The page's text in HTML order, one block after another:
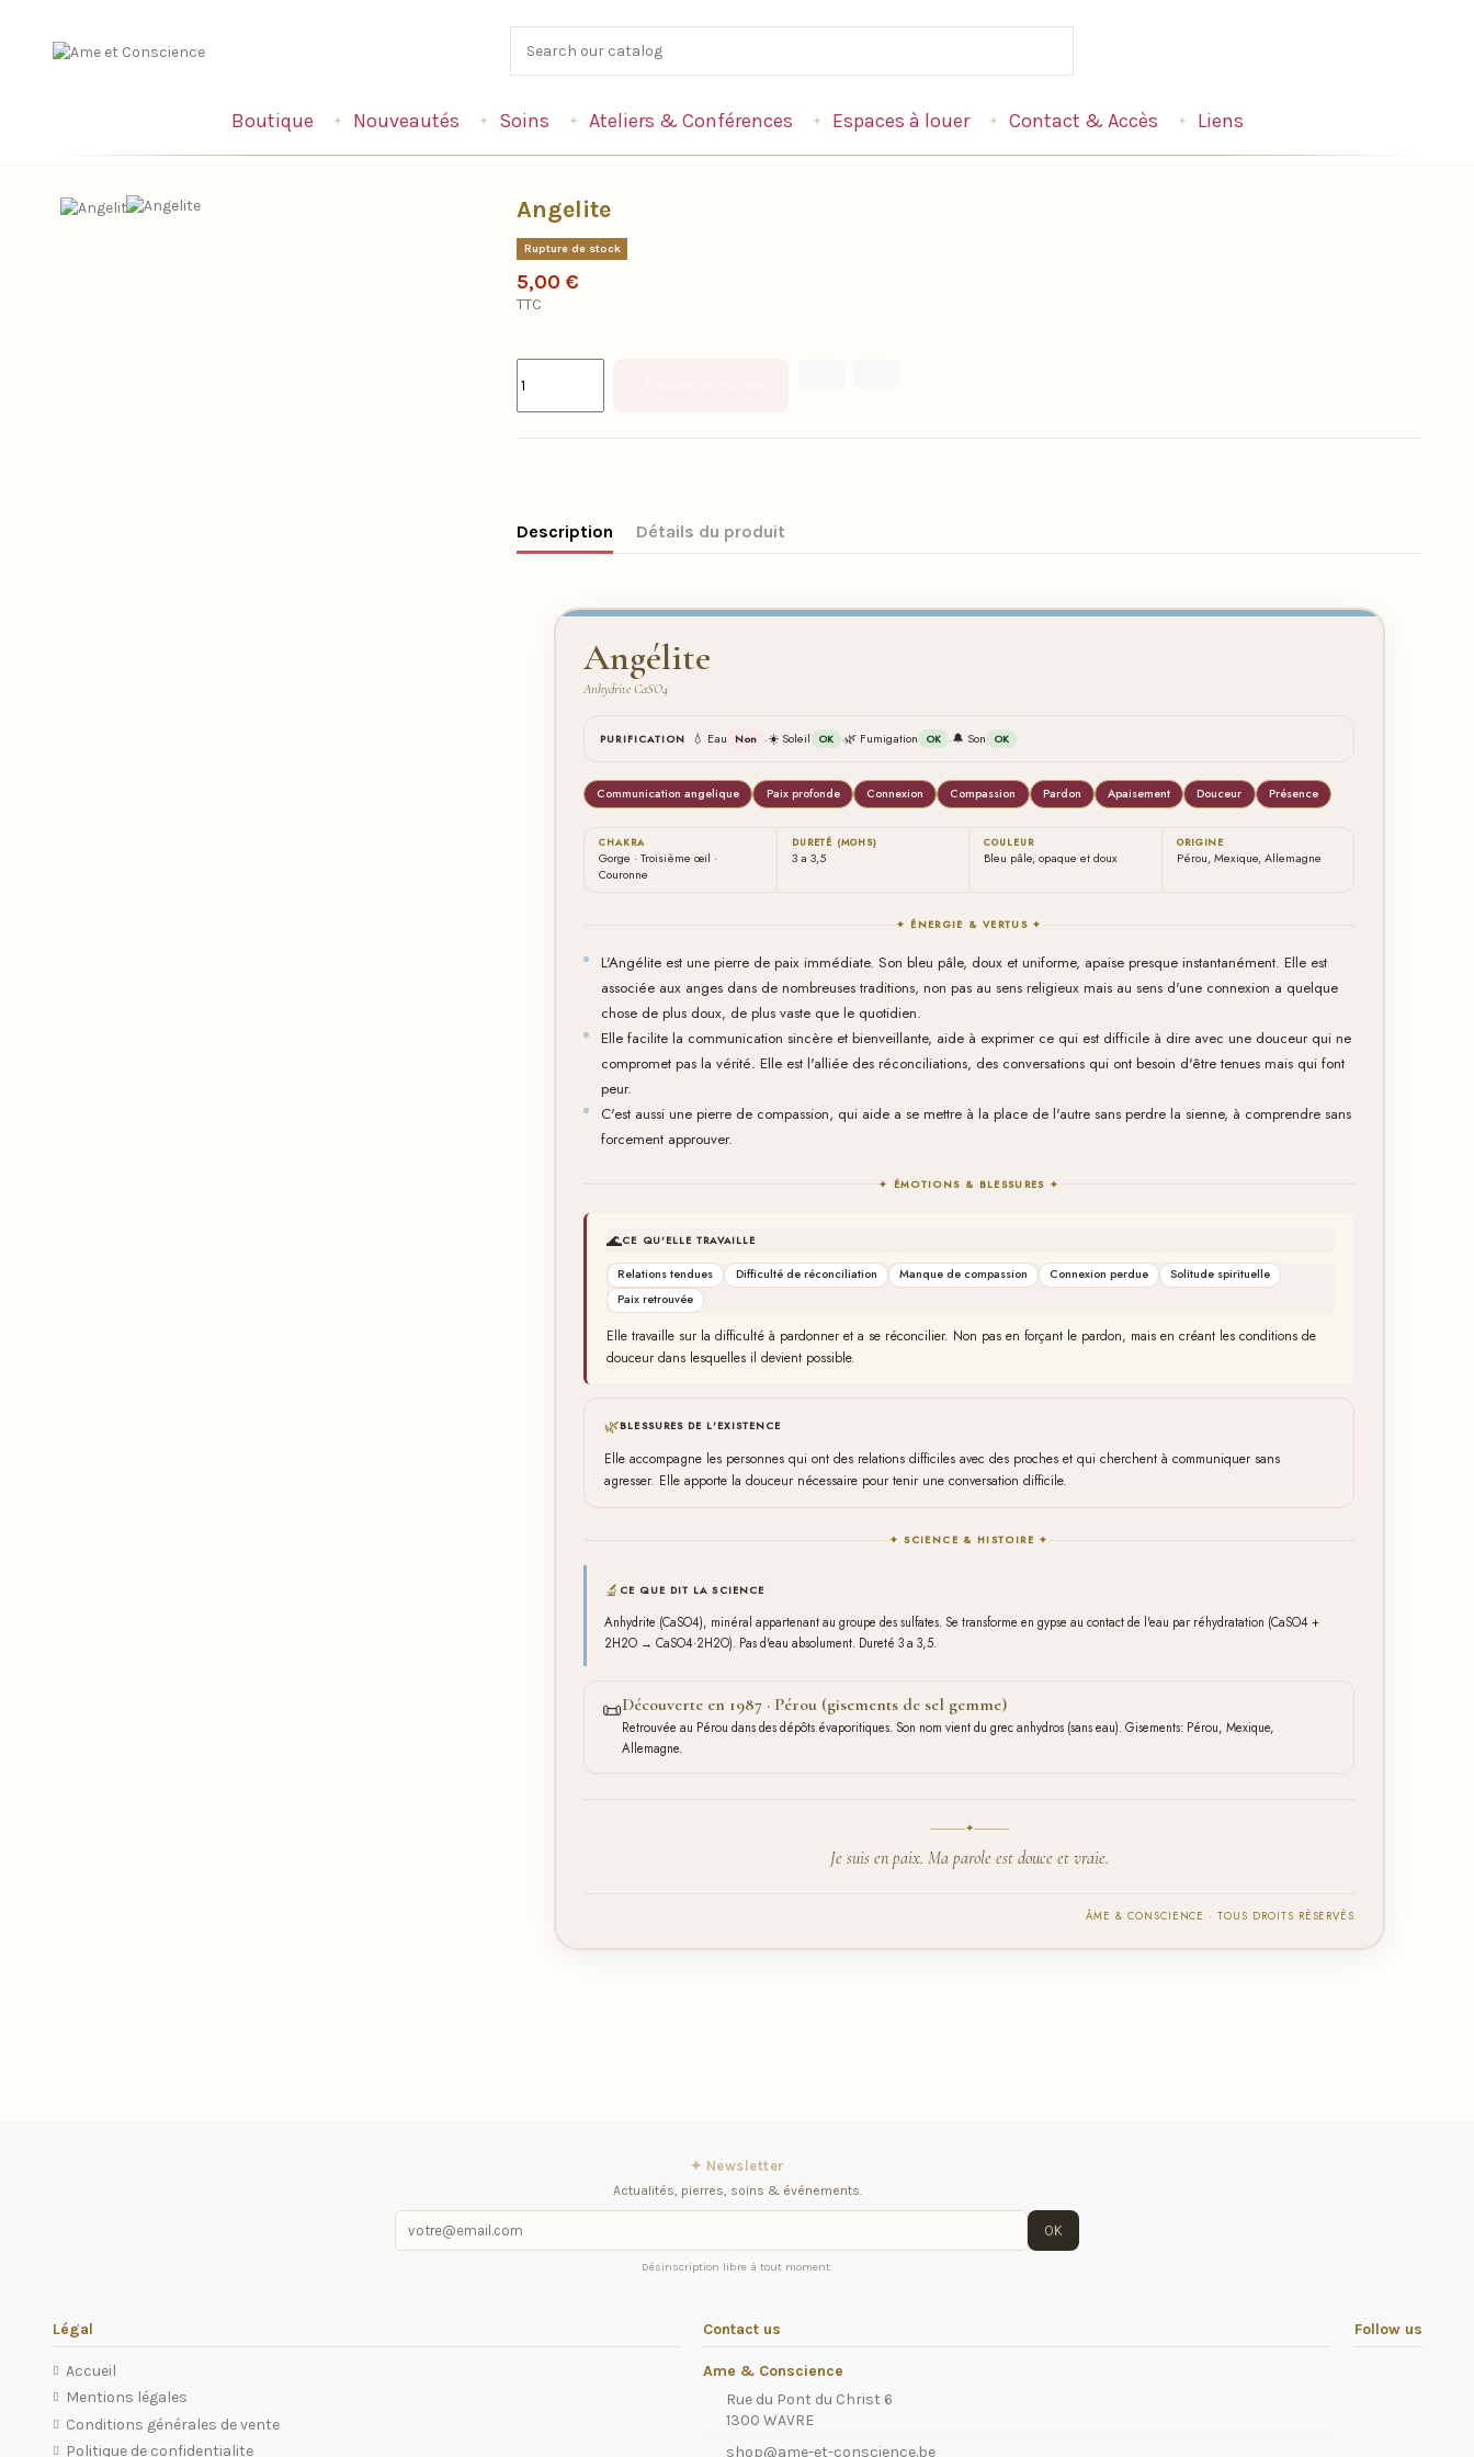
Boutique Nouveautés Soins Ateliers & Conférences Espaces à louer Contact & Accès Liens
Angelite
Rupture de stock
5,00 €
TTC
Description Détails du produit
Angélite
Anhydrite CaSO4
PURIFICATION 💧 Eau Non ·☀️ Soleil OK ·🌿 Fumigation OK ·🔔 Son OK
Communication angelique Paix profonde Connexion Compassion Pardon Apaisement Douceur Présence
CHAKRA
Gorge · Troisième œil ·
Couronne
DURETÉ (MOHS)
3 a 3,5
COULEUR
Bleu pâle, opaque et doux
ORIGINE
Pérou, Mexique, Allemagne
✦ ÉNERGIE & VERTUS ✦
L'Angélite est une pierre de paix immédiate. Son bleu pâle, doux et uniforme, apaise presque instantanément. Elle est
associée aux anges dans de nombreuses traditions, non pas au sens religieux mais au sens d'une connexion a quelque
chose de plus doux, de plus vaste que le quotidien.
Elle facilite la communication sincère et bienveillante, aide à exprimer ce qui est difficile à dire avec une douceur qui ne
compromet pas la vérité. Elle est l'alliée des réconciliations, des conversations qui ont besoin d'être tenues mais qui font
peur.
C'est aussi une pierre de compassion, qui aide a se mettre à la place de l'autre sans perdre la sienne, à comprendre sans
forcement approuver.
✦ ÉMOTIONS & BLESSURES ✦
🌊CE QU'ELLE TRAVAILLE
Relations tendues Difficulté de réconciliation Manque de compassion Connexion perdue
Solitude spirituelle
Paix retrouvée
Elle travaille sur la difficulté à pardonner et a se réconcilier. Non pas en forçant le pardon, mais en créant les conditions de
douceur dans lesquelles il devient possible.
🌿BLESSURES DE L'EXISTENCE
Elle accompagne les personnes qui ont des relations difficiles avec des proches et qui cherchent à communiquer sans
agresser. Elle apporte la douceur nécessaire pour tenir une conversation difficile.
✦ SCIENCE & HISTOIRE ✦
🔬 CE QUE DIT LA SCIENCE
Anhydrite (CaSO4), minéral appartenant au groupe des sulfates. Se transforme en gypse au contact de l'eau par réhydratation (CaSO4 +
2H2O → CaSO4·2H2O). Pas d'eau absolument. Dureté 3 a 3,5.
📜Découverte en 1987 · Pérou (gisements de sel gemme)
Retrouvée au Pérou dans des dépôts évaporitiques. Son nom vient du grec anhydros (sans eau). Gisements: Pérou, Mexique,
Allemagne.
✦
Je suis en paix. Ma parole est douce et vraie.
ÂME & CONSCIENCE · TOUS DROITS RÉSERVÉS
✦ Newsletter
Actualités, pierres, soins & événements.
OK
Désinscription libre à tout moment.
Légal
Accueil
Mentions légales
Conditions générales de vente
Politique de confidentialite
Contact us
Ame & Conscience
Rue du Pont du Christ 6
1300 WAVRE
shop@ame-et-conscience.be
Follow us